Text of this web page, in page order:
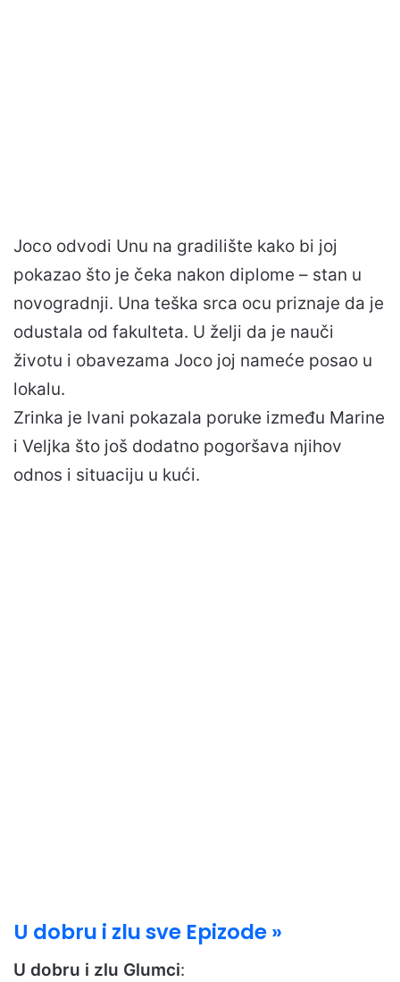
Joco odvodi Unu na gradilište kako bi joj
pokazao što je čeka nakon diplome – stan u
novogradnji. Una teška srca ocu priznaje da je
odustala od fakulteta. U želji da je nauči
životu i obavezama Joco joj nameće posao u
lokalu.
Zrinka je Ivani pokazala poruke između Marine
i Veljka što još dodatno pogoršava njihov
odnos i situaciju u kući.
U dobru i zlu sve Epizode »
U dobru i zlu Glumci: